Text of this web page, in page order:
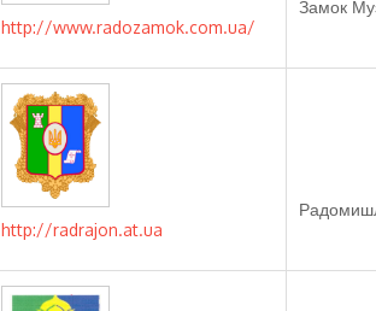
http://www.radozamok.com.ua/
Замок
http://radrajon.at.ua